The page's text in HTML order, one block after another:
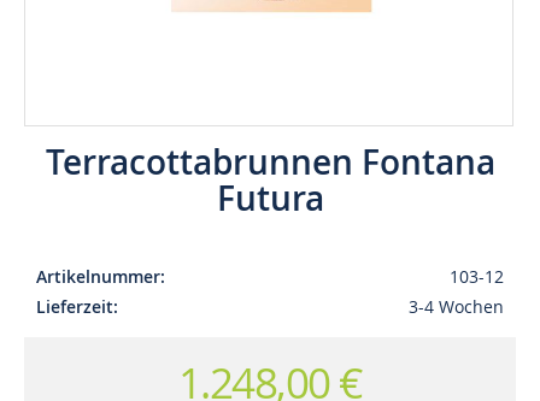
Terracottabrunnen Fontana
Futura
Artikelnummer
103-12
Lieferzeit
3-4 Wochen
1.248,00 €